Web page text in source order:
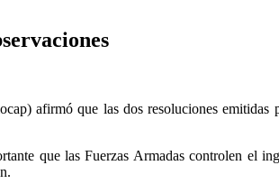
afirmó que las dos resoluciones
que las Fuerzas Armadas controlen el